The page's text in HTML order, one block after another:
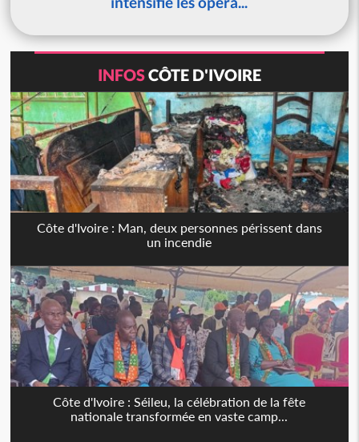
INFOSCÔTE D'IVOIRE
Côte d'Ivoire : Man, deux personnes périssent dans
un incendie
Côte d'Ivoire : Séileu, la célébration de la fête
nationale transformée en vaste camp...